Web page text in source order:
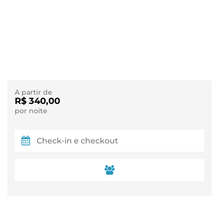
A partir de
R$ 340,00
por noite